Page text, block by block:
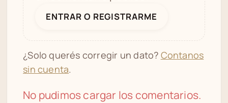
ENTRAR O REGISTRARME
¿Solo querés corregir un dato? Contanos
sin cuenta.
No pudimos cargar los comentarios.